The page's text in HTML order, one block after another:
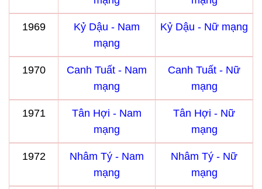
1969
Kỷ Dậu - Nam
mạng
Kỷ Dậu - Nữ mạng
1970
Canh Tuất - Nam
mạng
Canh Tuất - Nữ
mạng
1971
Tân Hợi - Nam
mạng
Tân Hợi - Nữ
mạng
1972
Nhâm Tý - Nam
mạng
Nhâm Tý - Nữ
mạng